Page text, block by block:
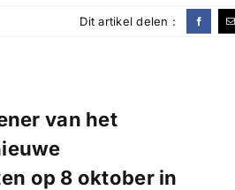
Dit artikel delen :
van het
op 8 oktober in